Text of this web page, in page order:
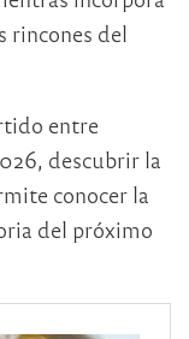
rincones del
entre
descubrir la
conocer la
del próximo